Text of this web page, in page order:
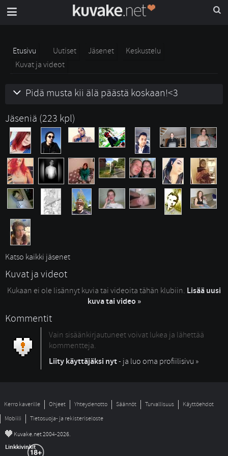
Etusivu Uutiset Jäsenet
Keskustelu
Kuvat ja videot
Pidä musta kii älä päästä koskaan!<3
Jäseniä (223 kpl)
Katso kaikki jäsenet
Kuvat ja videot
Kukaan ei ole lisännyt kuvia tai videoita tähän klubiin. Lisää uusi
kuva tai video »
Kommentit
Vain sisäänkirjautuneet voivat lukea ja lähettää
kommentteja.
Liity käyttäjäksi nyt- ja luo oma profiilisivu »
Kerro kaverille Ohjeet Yhteydenotto Säännöt Turvallisuus
Käyttöehdot
Mobiili
Tietosuoja- ja rekisteriseloste
© Kuvake.net 2004-2026.
Linkkivinkit